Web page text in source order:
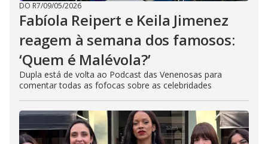
DO R7/09/05/2026
Fabíola Reipert e Keila Jimenez
reagem à semana dos famosos:
‘Quem é Malévola?’
Dupla está de volta ao Podcast das Venenosas para
comentar todas as fofocas sobre as celebridades